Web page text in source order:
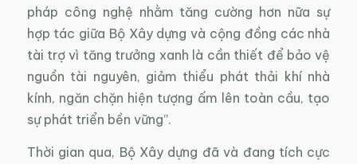
pháp công nghệ nhằm tăng cường hơn nữa sự
hợp tác giữa Bộ Xây dựng và cộng đồng các nhà
tài trợ vì tăng trưởng xanh là cần thiết để bảo vệ
nguồn tài nguyên, giảm thiểu phát thải khí nhà
kính, ngăn chặn hiện tượng ấm lên toàn cầu, tạo
sự phát triển bền vững”.
Thời gian qua, Bộ Xây dựng đã và đang tích cực